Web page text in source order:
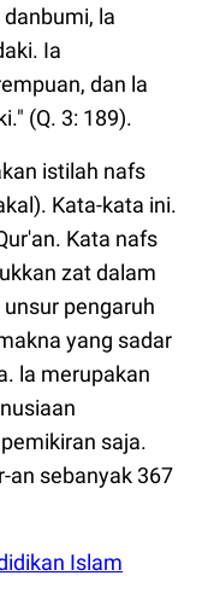
la
Ia
dan la
(Q. 3: 189).
istilah nafs
Kata-kata ini.
Kata nafs
zat dalam
pengaruh
yang sadar
la merupakan
saja.
an sebanyak 367
Islam